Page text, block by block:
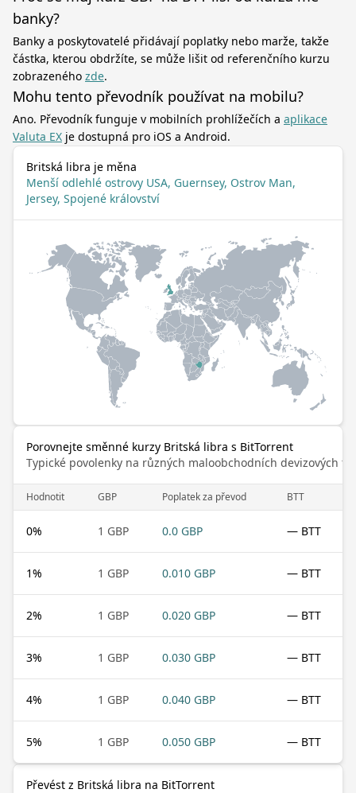
banky?
Banky a poskytovatelé přidávají poplatky nebo marže, takže
částka, kterou obdržíte, se může lišit od referenčního kurzu
zobrazeného zde.
Mohu tento převodník používat na mobilu?
Ano. Převodník funguje v mobilních prohlížečích a aplikace
Valuta EX je dostupná pro iOS a Android.
Britská libra je měna
Menší odlehlé ostrovy USA, Guernsey, Ostrov Man,
Jersey, Spojené království
Porovnejte směnné kurzy Britská libra s BitTorrent
Typické povolenky na různých maloobchodních devizových
Hodnotit GBP Poplatek za převod BTT
0% 1 GBP 0.0 GBP — BTT
1% 1 GBP 0.010 GBP — BTT
2% 1 GBP 0.020 GBP — BTT
3% 1 GBP 0.030 GBP — BTT
4% 1 GBP 0.040 GBP — BTT
5% 1 GBP 0.050 GBP — BTT
Převést z Britská libra na BitTorrent